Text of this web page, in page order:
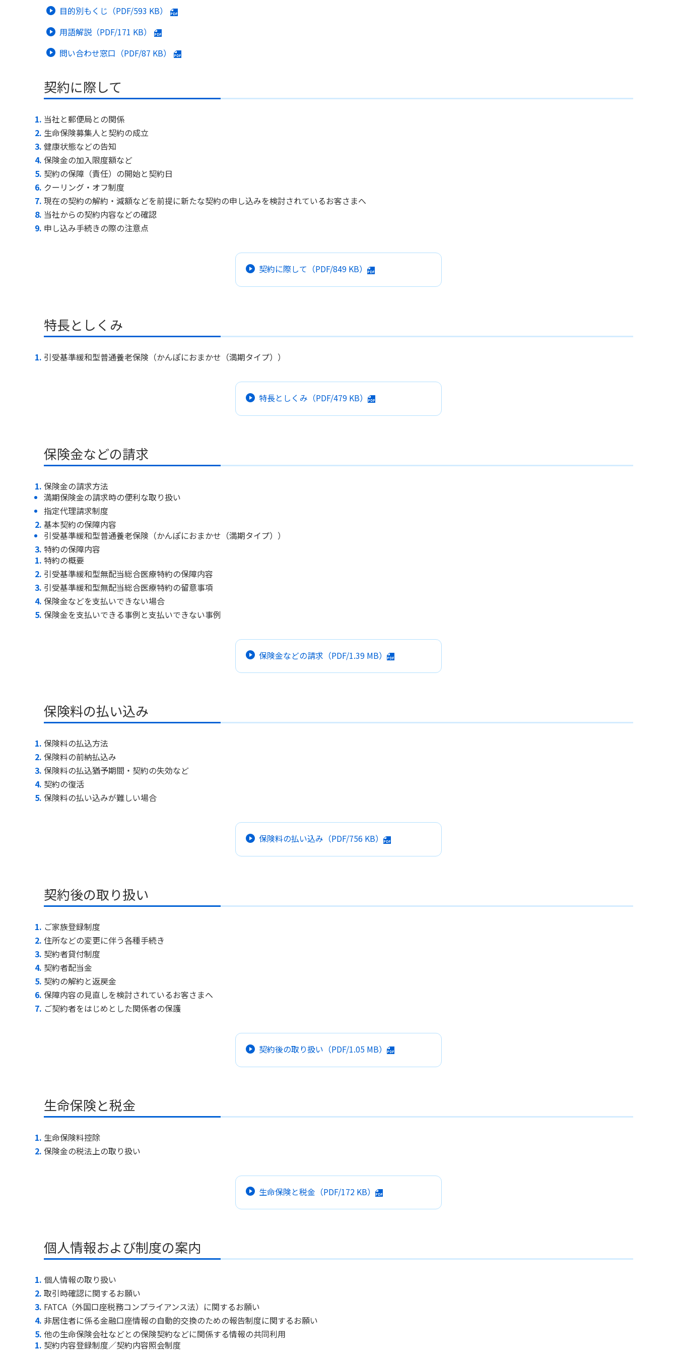
目的別もくじ（PDF/593 KB）
用語解説（PDF/171 KB）
問い合わせ窓口（PDF/87 KB）
契約に際して
当社と郵便局との関係
生命保険募集人と契約の成立
健康状態などの告知
保険金の加入限度額など
契約の保障（責任）の開始と契約日
クーリング・オフ制度
現在の契約の解約・減額などを前提に新たな契約の申し込みを検討されているお客さまへ
当社からの契約内容などの確認
申し込み手続きの際の注意点
契約に際して （PDF/849 KB）
特長としくみ
引受基準緩和型普通養老保険（かんぽにおまかせ（満期タイプ））
特長としくみ （PDF/479 KB）
保険金などの請求
保険金の請求方法
満期保険金の請求時の便利な取り扱い
指定代理請求制度
基本契約の保障内容
引受基準緩和型普通養老保険（かんぽにおまかせ（満期タイプ））
特約の保障内容
特約の概要
引受基準緩和型無配当総合医療特約の保障内容
引受基準緩和型無配当総合医療特約の留意事項
保険金などを支払いできない場合
保険金を支払いできる事例と支払いできない事例
保険金などの請求 （PDF/1.39 MB）
保険料の払い込み
保険料の払込方法
保険料の前納払込み
保険料の払込猶予期間・契約の失効など
契約の復活
保険料の払い込みが難しい場合
保険料の払い込み （PDF/756 KB）
契約後の取り扱い
ご家族登録制度
住所などの変更に伴う各種手続き
契約者貸付制度
契約者配当金
契約の解約と返戻金
保障内容の見直しを検討されているお客さまへ
ご契約者をはじめとした関係者の保護
契約後の取り扱い （PDF/1.05 MB）
生命保険と税金
生命保険料控除
保険金の税法上の取り扱い
生命保険と税金 （PDF/172 KB）
個人情報および制度の案内
個人情報の取り扱い
取引時確認に関するお願い
FATCA（外国口座税務コンプライアンス法）に関するお願い
非居住者に係る金融口座情報の自動的交換のための報告制度に関するお願い
他の生命保険会社などとの保険契約などに関係する情報の共同利用
契約内容登録制度／契約内容照会制度